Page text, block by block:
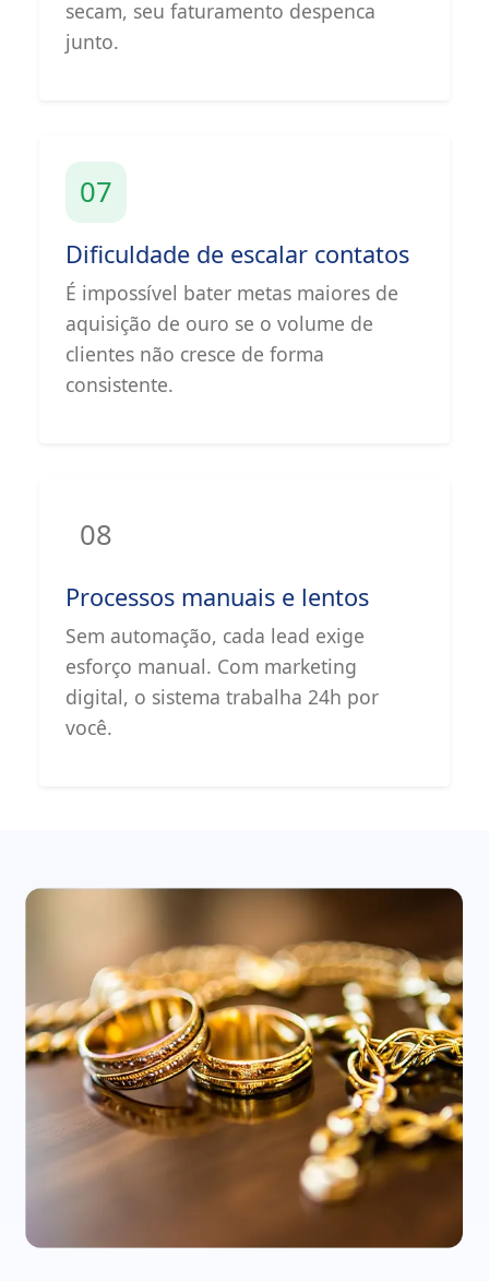
secam, seu faturamento despenca
junto.
07
Dificuldade de escalar contatos
É impossível bater metas maiores de
aquisição de ouro se o volume de
clientes não cresce de forma
consistente.
08
Processos manuais e lentos
Sem automação, cada lead exige
esforço manual. Com marketing
digital, o sistema trabalha 24h por
você.